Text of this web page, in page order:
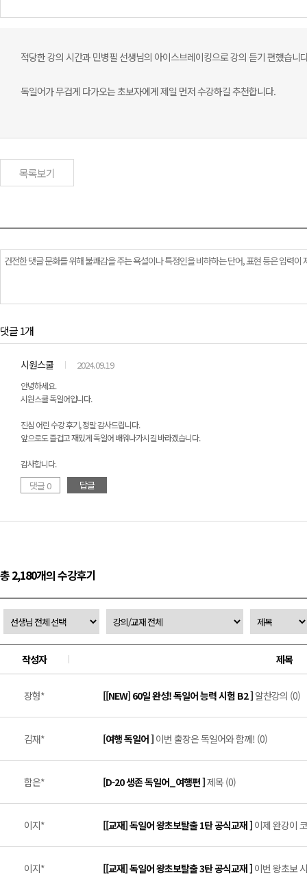
적당한 강의 시간과 민병필 선생님의 아이스브레이킹으로 강의 듣기 편했습니
독일어가 무겁게 다가오는 초보자에게 제일 먼저 수강하길 추천합니다.
목록보기
댓글 1개
시원스쿨 2024.09.19
안녕하세요.
시원스쿨 독일어입니다.
진심 어린 수강 후기, 정말 감사드립니다.
앞으로도 즐겁고 재밌게 독일어 배워나가시길 바라겠습니다.
감사합니다.
댓글 0 답글
총 2,180개의 수강후기
작성자 제목
장형* [[NEW] 60일 완성! 독일어 능력 시험 B2 ] 알찬강의 (0)
김재* [여행 독일어 ] 이번 출장은 독일어와 함께! (0)
함은* [D-20 생존 독일어_여행편 ]제목 (0)
이지* [[교재] 독일어 왕초보탈출 1탄 공식교재 ] 이제 완강이
이지* [[교재] 독일어 왕초보탈출 3탄 공식교재 ] 이번 왕초보